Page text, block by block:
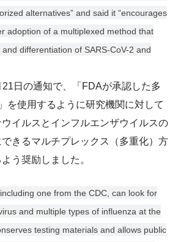
alternatives” and said it “encourages
adoption of a multiplexed method that
differentiation of SARS-CoV-2 and
日の通知で、「FDAが承認した多
を使用するように研究機関に対して
イルスとインフルエンザウイルスの
きるマルチプレックス（多重化）方
う奨励しました。
one from the CDC, can look for
and multiple types of influenza at the
testing materials and allows public